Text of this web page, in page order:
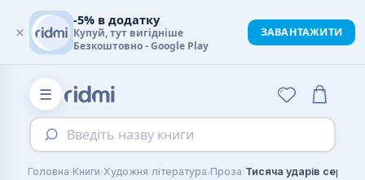
☰
Введіть назву книги
Головна›Книги›Художня література›Проза›Тисяча ударів серця
×
-5% в додатку
Купуй, тут вигідніше
Безкоштовно - Google Play
ЗАВАНТАЖИТИ